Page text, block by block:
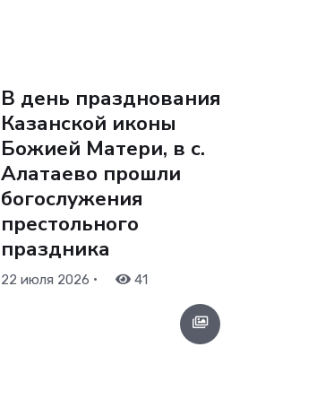
В день празднования
Казанской иконы
Божией Матери, в с.
Алатаево прошли
богослужения
престольного
праздника
22 июля 2026 • 41